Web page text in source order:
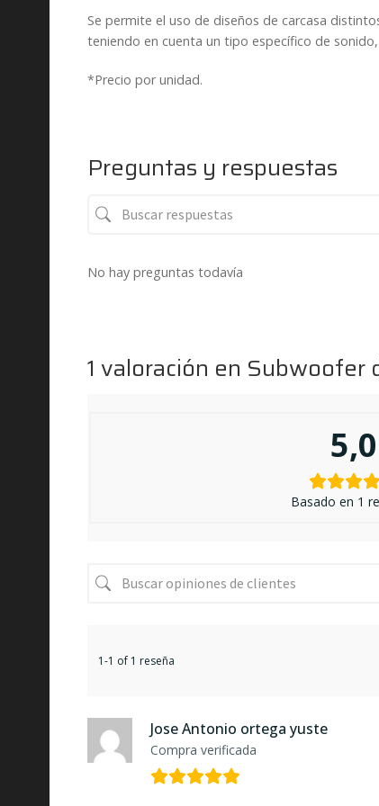
Se permite el uso de diseños de carcasa
teniendo en cuenta un tipo específico de
*Precio por unidad.
Preguntas y respuestas
No hay preguntas todavía
1 valoración en Subwoofer
5,0
Basado en 1
1-1 of 1 reseña
Jose Antonio ortega yuste
Compra verificada